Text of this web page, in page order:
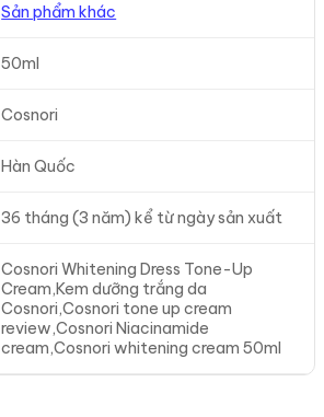
Sản phẩm khác
50ml
Cosnori
Hàn Quốc
36 tháng (3 năm) kể từ ngày sản xuất
Cosnori Whitening Dress Tone-Up
Cream,Kem dưỡng trắng da
Cosnori,Cosnori tone up cream
review,Cosnori Niacinamide
cream,Cosnori whitening cream 50ml